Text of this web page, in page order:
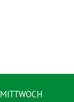
MITTWOCH